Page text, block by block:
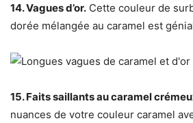
14. Vagues d’or. Cette couleur de
dorée mélangée au caramel est
15. Faits saillants au caramel
nuances de votre couleur caramel